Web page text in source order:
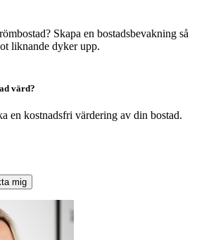
Skapa en bostadsbevakning så
liknande dyker upp.
värd?
en kostnadsfri värdering av din bostad.
mig